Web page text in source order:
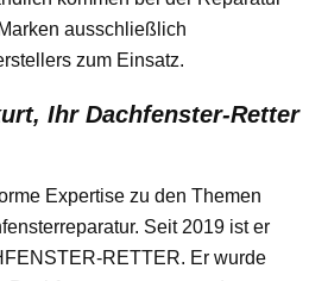
ausschließlich
zum Einsatz.
Ihr Dachfenster-Retter
Expertise zu den Themen
Seit 2019 ist er
RETTER. Er wurde